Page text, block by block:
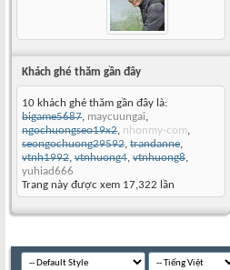
Khách ghé thăm gần đây
10 khách ghé thăm gần đây là:
bigame5687, maycuungai,
ngochuongseo19x2, nhonmy-com,
seongochuong29592, trandanne,
vtnh1992, vtnhuong4, vtnhuong8,
yuhiad666
Trang này được xem 17,322 lần